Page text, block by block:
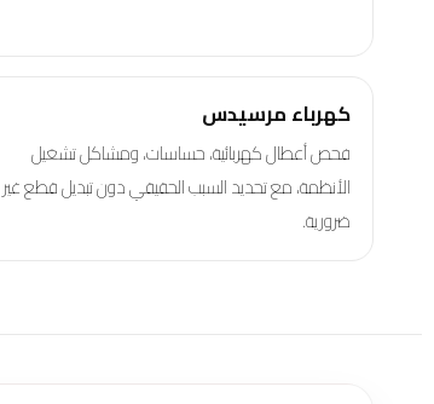
كهرباء مرسيدس
فحص أعطال كهربائية، حساسات، ومشاكل تشغيل
الأنظمة، مع تحديد السبب الحقيقي دون تبديل قطع غير
ضرورية.